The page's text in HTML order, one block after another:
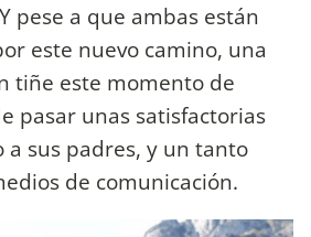
pese a que ambas están
este nuevo camino, una
tiñe este momento de
pasar unas satisfactorias
a sus padres, y un tanto
de comunicación.